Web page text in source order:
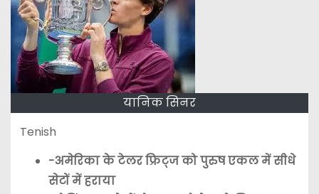
यानिक सिनर
Tenish
-अमेरिका के टेलर फ्रिट्ज को पुरुष एकल में सीधे
सेटों में हराया